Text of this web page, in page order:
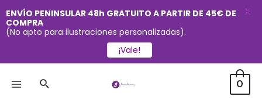
Buscar 0
ENVÍO PENINSULAR 48h GRATUITO A PARTIR DE 45€ DE
COMPRA
(No apto para ilustraciones personalizadas).
¡Vale!
X